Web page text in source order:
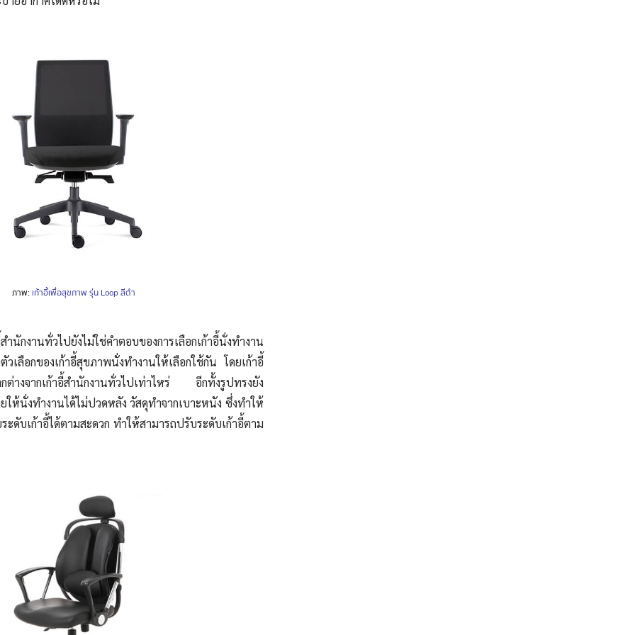
ภาพ: เก้าอี้เพื่อสุขภาพ รุ่น Loop สีดำ
ำนักงานทั่วไปยังไม่ใช่คำตอบของการเลือกเก้าอี้นั่งทำงาน
เลือกของเก้าอี้สุขภาพนั่งทำงานให้เลือกใช้กัน โดยเก้าอี้
ต่างจากเก้าอี้สำนักงานทั่วไปเท่าไหร่ อีกทั้งรูปทรงยัง
ให้นั่งทำงานได้ไม่ปวดหลัง วัสดุทำจากเบาะหนัง ซึ่งทำให้
ดับเก้าอี้ได้ตามสะดวก ทำให้สามารถปรับระดับเก้าอี้ตาม